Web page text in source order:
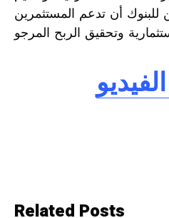
للبنوك أن تدعم المستثمرين
Related Posts